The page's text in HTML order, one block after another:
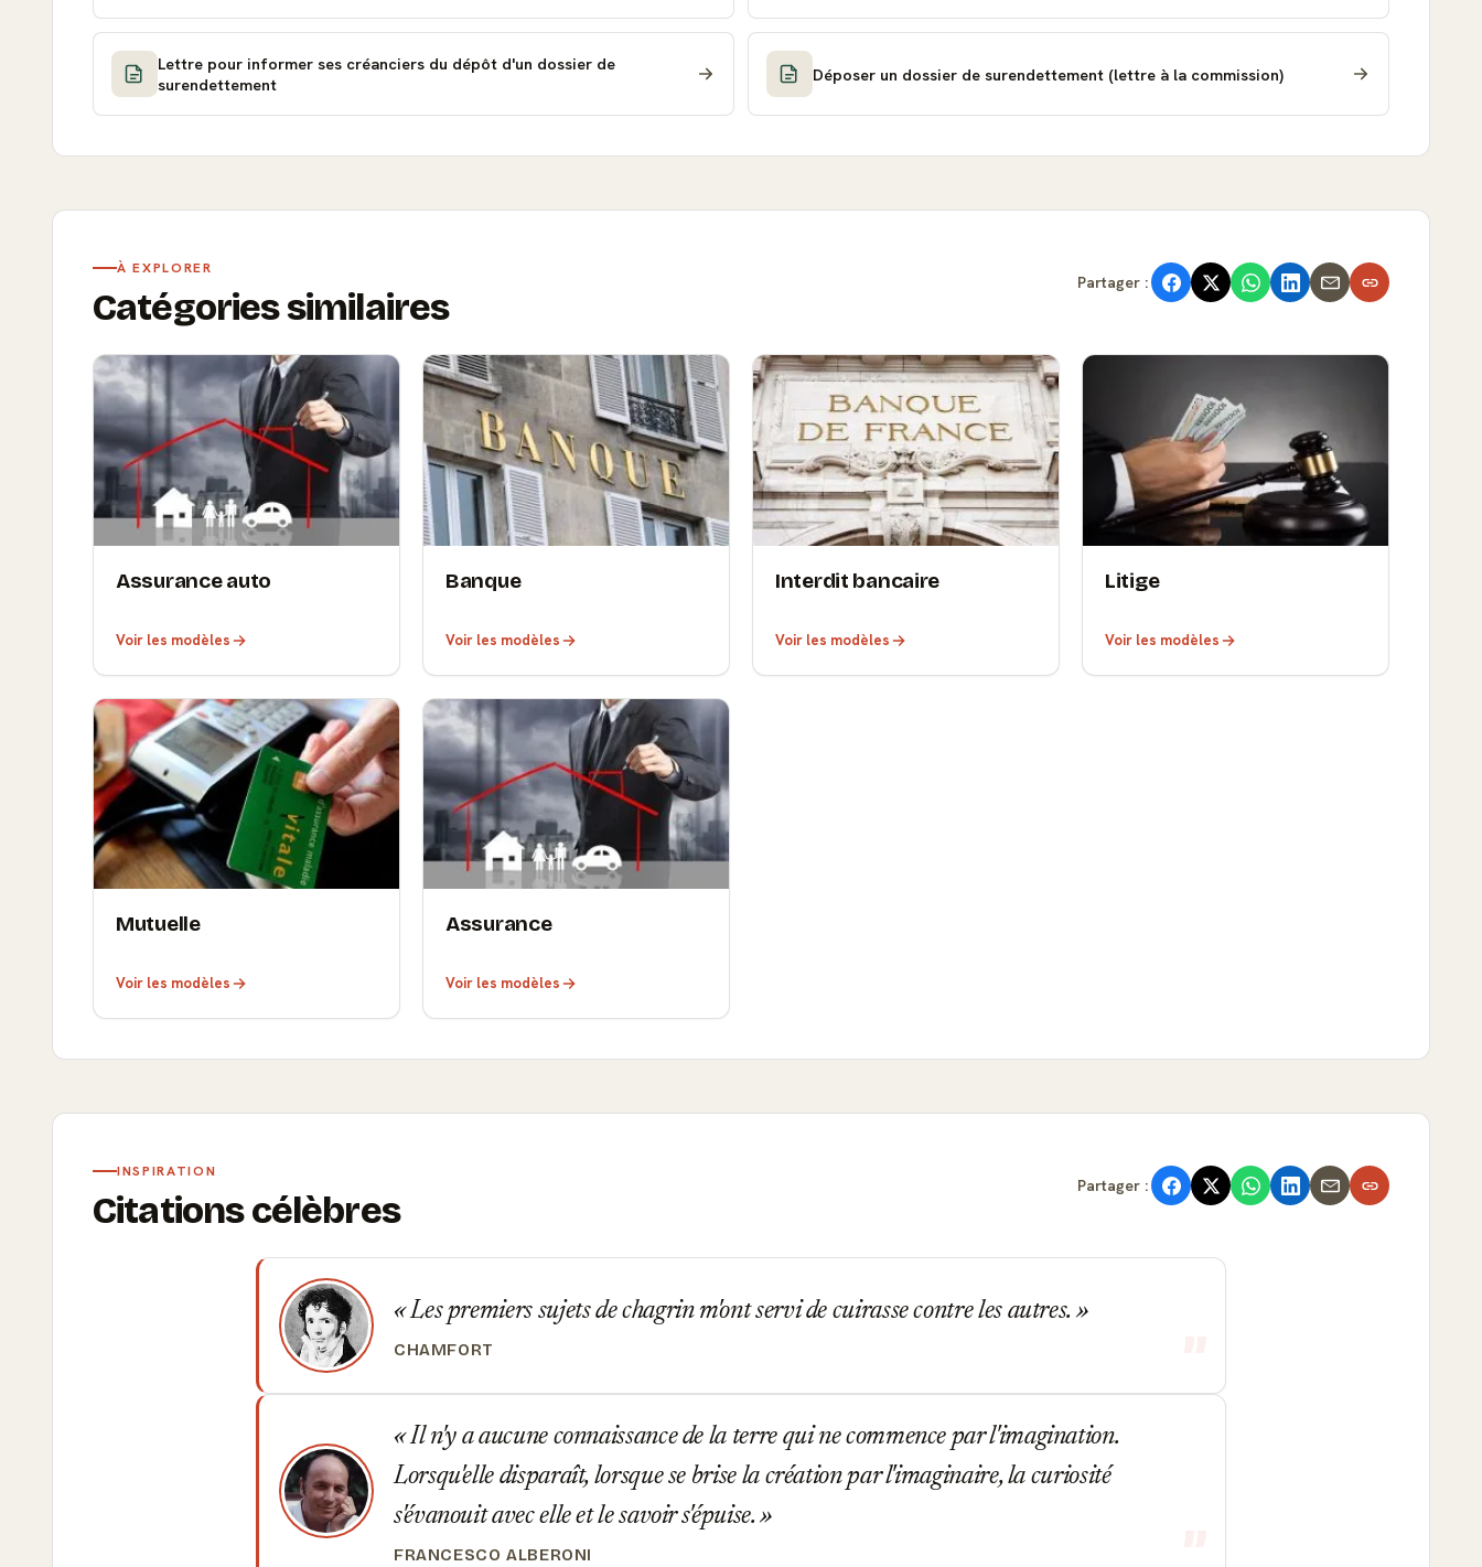
Lettre pour informer ses créanciers du dépôt d'un dossier de
surendettement
Déposer un dossier de surendettement (lettre à la commission)
À EXPLORER
Catégories similaires
Partager :
Assurance auto
Voir les modèles
Banque
Voir les modèles
Interdit bancaire
Voir les modèles
Litige
Voir les modèles
Mutuelle
Voir les modèles
Assurance
Voir les modèles
INSPIRATION
Citations célèbres
Partager :
Les premiers sujets de chagrin m'ont servi de cuirasse contre les autres.
CHAMFORT
Il n'y a aucune connaissance de la terre qui ne commence par l'imagination.
Lorsqu'elle disparaît, lorsque se brise la création par l'imaginaire, la curiosité
s'évanouit avec elle et le savoir s'épuise.
FRANCESCO ALBERONI